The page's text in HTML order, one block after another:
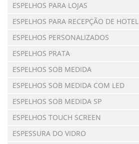
ESPELHOS PARA LOJAS
ESPELHOS PARA RECEPÇÃO DE HOTEL
ESPELHOS PERSONALIZADOS
ESPELHOS PRATA
ESPELHOS SOB MEDIDA
ESPELHOS SOB MEDIDA COM LED
ESPELHOS SOB MEDIDA SP
ESPELHOS TOUCH SCREEN
ESPESSURA DO VIDRO